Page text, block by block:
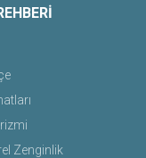
Zenginlik